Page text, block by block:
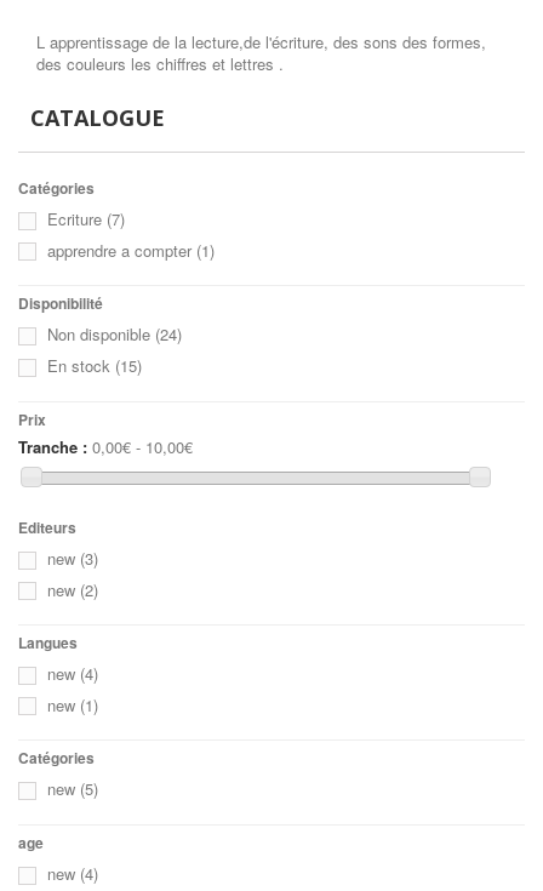
L apprentissage de la lecture,de l'écriture, des sons des formes,
des couleurs les chiffres et lettres .
CATALOGUE
Catégories
Ecriture (7)
apprendre a compter (1)
Disponibilité
Non disponible (24)
En stock (15)
Prix
Tranche : 0,00€ - 10,00€
Editeurs
new (3)
new (2)
Langues
new (4)
new (1)
Catégories
new (5)
age
new (4)